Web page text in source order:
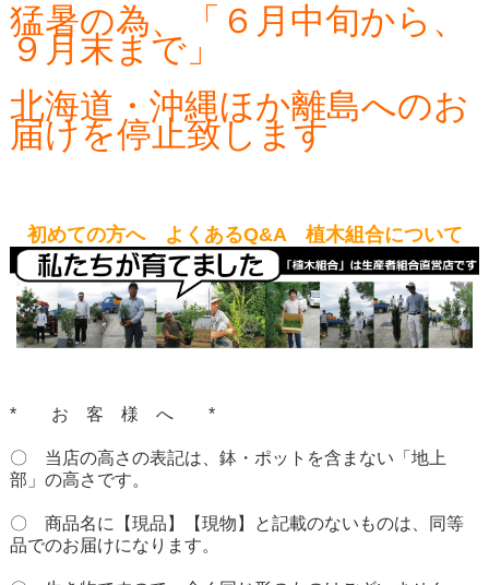
猛暑の為、「６月中旬から、
９月末まで」
北海道・沖縄ほか離島へのお
届けを停止致します
初めての方へ よくあるQ&A 植木組合について
* お 客 様 へ *
〇 当店の高さの表記は、鉢・ポットを含まない「地上
部」の高さです。
〇 商品名に【現品】【現物】と記載のないものは、同等
品でのお届けになります。